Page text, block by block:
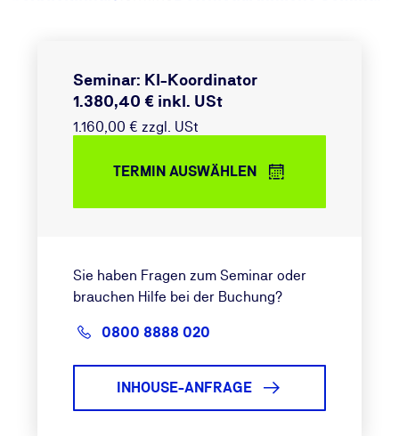
Seminar: KI-Koordinator
1.380,40 € inkl. USt
1.160,00 € zzgl. USt
TERMIN AUSWÄHLEN
Sie haben Fragen zum Seminar oder
brauchen Hilfe bei der Buchung?
0800 8888 020
INHOUSE-ANFRAGE